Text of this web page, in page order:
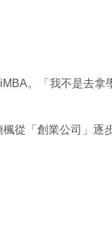
。「我不是去拿
從「創業公司」逐